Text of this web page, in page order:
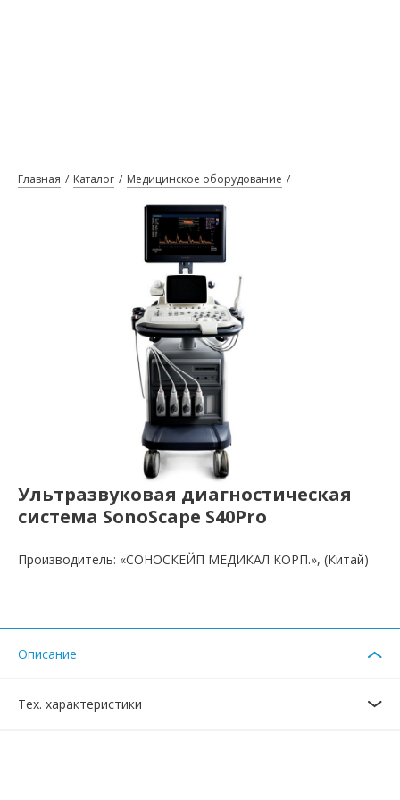
Главная Каталог Медицинское оборудование
Ультразвуковая диагностическая
система SonoScape S40Pro
Производитель: «СОНОСКЕЙП МЕДИКАЛ КОРП.», (Китай)
Описание
Тех. характеристики